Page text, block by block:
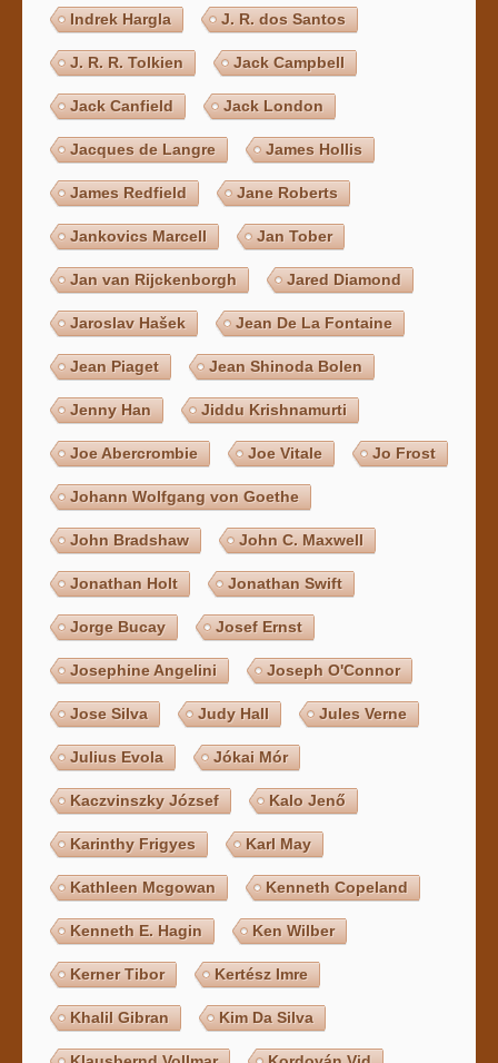
Indrek Hargla J. R. dos Santos
J. R. R. Tolkien Jack Campbell
Jack Canfield Jack London
Jacques de Langre James Hollis
James Redfield Jane Roberts
Jankovics Marcell Jan Tober
Jan van Rijckenborgh Jared Diamond
Jaroslav Hašek Jean De La Fontaine
Jean Piaget Jean Shinoda Bolen
Jenny Han Jiddu Krishnamurti
Joe Abercrombie Joe Vitale Jo Frost
Johann Wolfgang von Goethe
John Bradshaw John C. Maxwell
Jonathan Holt Jonathan Swift
Jorge Bucay Josef Ernst
Josephine Angelini Joseph O'Connor
Jose Silva Judy Hall Jules Verne
Julius Evola Jókai Mór
Kaczvinszky József Kalo Jenő
Karinthy Frigyes Karl May
Kathleen Mcgowan Kenneth Copeland
Kenneth E. Hagin Ken Wilber
Kerner Tibor Kertész Imre
Khalil Gibran Kim Da Silva